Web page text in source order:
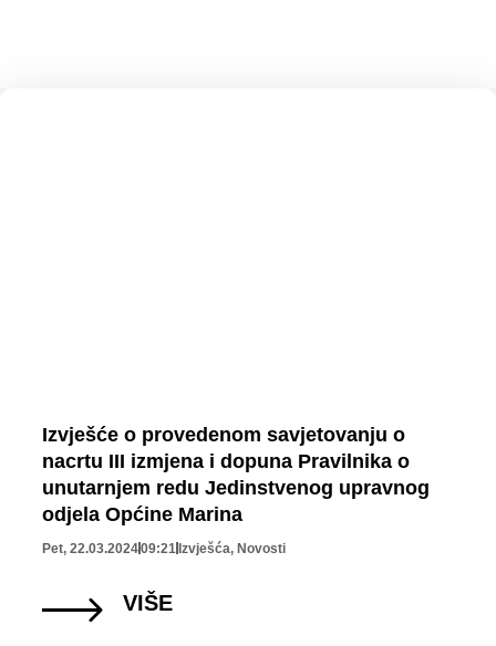
Izvješće o provedenom savjetovanju o
nacrtu III izmjena i dopuna Pravilnika o
unutarnjem redu Jedinstvenog upravnog
odjela Općine Marina
Pet, 22.03.202409:21 Izvješća, Novosti
VIŠE